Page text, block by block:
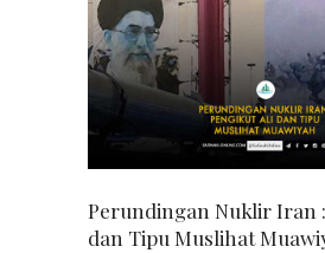
Perundingan Nuklir Iran
dan Tipu Muslihat